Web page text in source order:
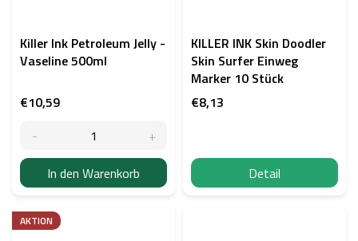
Killer Ink Petroleum Jelly -
Vaseline 500ml
€10,59
In den Warenkorb
KILLER INK Skin Doodler
Skin Surfer Einweg
Marker 10 Stück
€8,13
Detail
AKTION